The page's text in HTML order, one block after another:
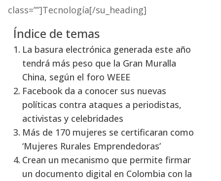
class=””]Tecnología[/su_heading]
Índice de temas
La basura electrónica generada este año
tendrá más peso que la Gran Muralla
China, según el foro WEEE
Facebook da a conocer sus nuevas
políticas contra ataques a periodistas,
activistas y celebridades
Más de 170 mujeres se certificaran como
‘Mujeres Rurales Emprendedoras’
Crean un mecanismo que permite firmar
un documento digital en Colombia con la